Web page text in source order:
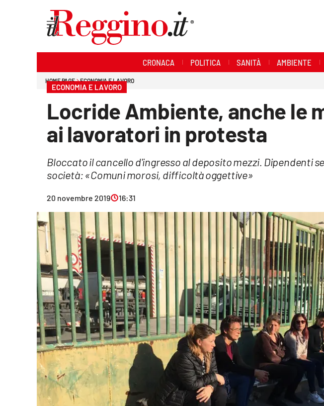
Streaming
Lac Network
CRONACA POLITICA SANITÀ AMBIENTE
HOME PAGE ECONOMIA E LAVORO
ECONOMIA E LAVORO
Locride Ambiente, anche le
ai lavoratori in protesta
Bloccato il cancello d'ingresso al deposito mezzi. Dipendenti
società: «Comuni morosi, difficoltà oggettive»
20 novembre 2019 16:31